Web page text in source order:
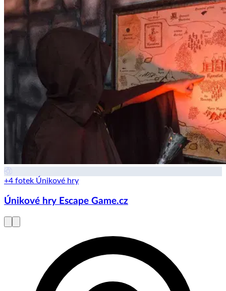
+4 fotek Únikové hry
Únikové hry Escape Game.cz